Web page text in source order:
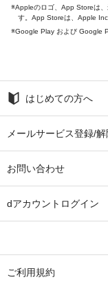
Appleのロゴ、App Storeは
す。App Storeは、Apple
Google Play および Google
はじめての方へ
メールサービス登録/解
お問い合わせ
dアカウントログイン
ご利用規約